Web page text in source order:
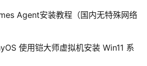
Agent安装教程（国内无特殊网络
使用铠大师虚拟机安装 Win11 系